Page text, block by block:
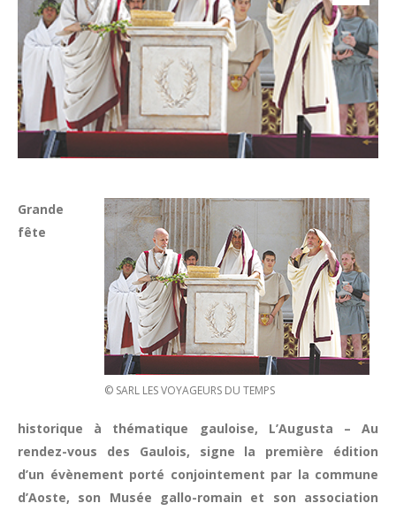
© SARL LES VOYAGEURS DU TEMPS
Grande
fête
historique à thématique gauloise, L’Augusta – Au
rendez-vous des Gaulois, signe la première édition
d’un évènement porté conjointement par la commune
d’Aoste, son Musée gallo-romain et son association